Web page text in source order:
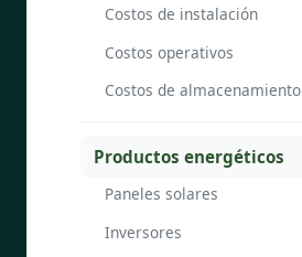
Costos de instalación
Costos operativos
Costos de almacenamiento
Productos energéticos
Paneles solares
Inversores